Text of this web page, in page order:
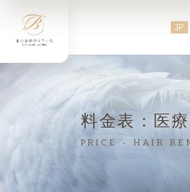
医療脱毛 料金表
JP
料金表：医
PRICE - HAIR